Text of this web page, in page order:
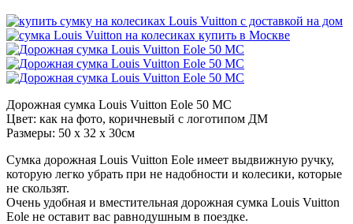
Дорожная сумка Louis Vuitton Eole 50 MC
Цвет: как на фото, коричневый с логотипом ДМ
Размеры: 50 x 32 x 30см
Сумка дорожная Louis Vuitton Eole имеет выдвижную ручку,
которую легко убрать при не надобности и колесики, которые
не скользят.
Очень удобная и вместительная дорожная сумка Louis Vuitton
Eole не оставит вас равнодушным в поездке.